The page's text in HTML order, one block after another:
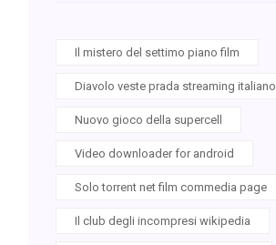
Il mistero del settimo piano film
Diavolo veste prada streaming italiano
Nuovo gioco della supercell
Video downloader for android
Solo torrent net film commedia page
Il club degli incompresi wikipedia